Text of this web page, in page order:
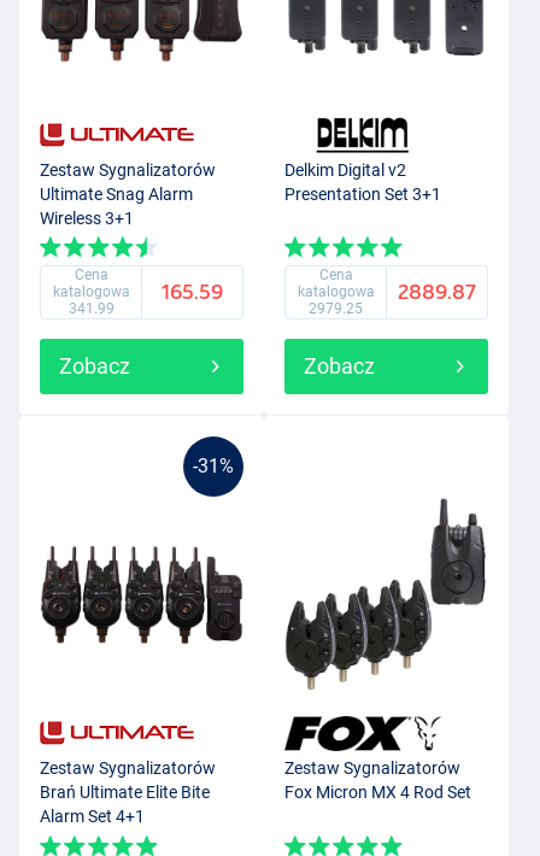
Zestaw Sygnalizatorów
Ultimate Snag Alarm
Wireless 3+1
Cena
katalogowa
341.99
165.59
Zobacz
Delkim Digital v2
Presentation Set 3+1
Cena
katalogowa
2979.25
2889.87
Zobacz
-31%
Zestaw Sygnalizatorów
Brań Ultimate Elite Bite
Alarm Set 4+1
Zestaw Sygnalizatorów
Fox Micron MX 4 Rod Set